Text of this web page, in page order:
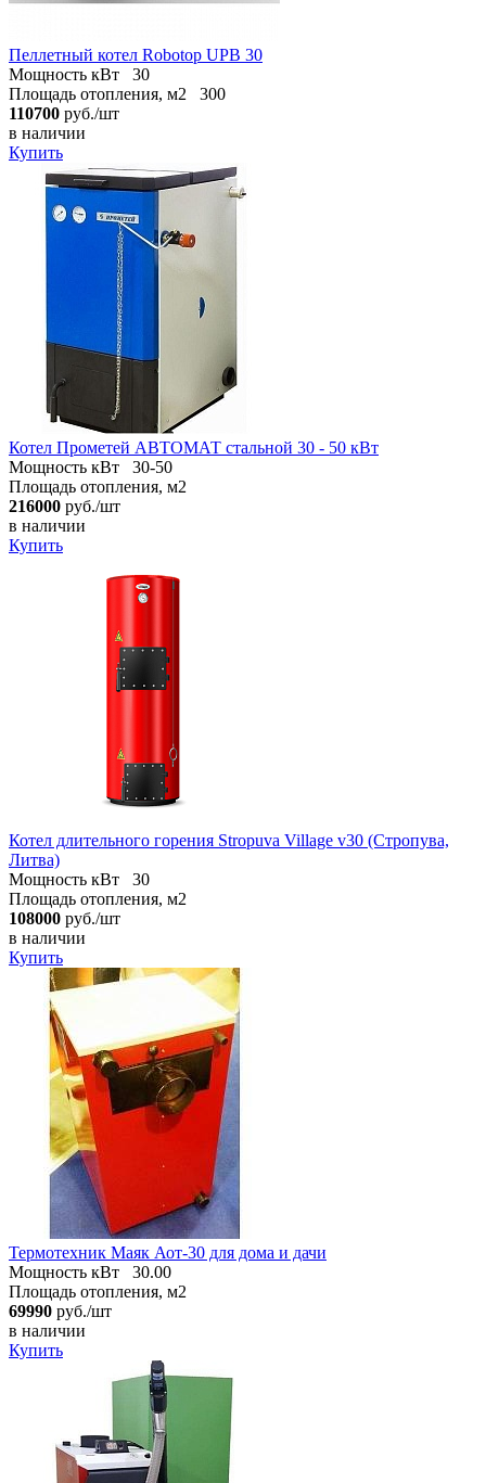
Пеллетный котел Robotop UPB 30
Мощность кВт
30
Площадь отопления, м2
300
110700 руб./шт
в наличии
Купить
Котел Прометей АВТОМАТ стальной 30 - 50 кВт
Мощность кВт
30-50
Площадь отопления, м2
216000 руб./шт
в наличии
Купить
Котел длительного горения Stropuva Village v30 (Стропува,
Литва)
Мощность кВт
30
Площадь отопления, м2
108000 руб./шт
в наличии
Купить
Термотехник Маяк Аот-30 для дома и дачи
Мощность кВт
30.00
Площадь отопления, м2
69990 руб./шт
в наличии
Купить